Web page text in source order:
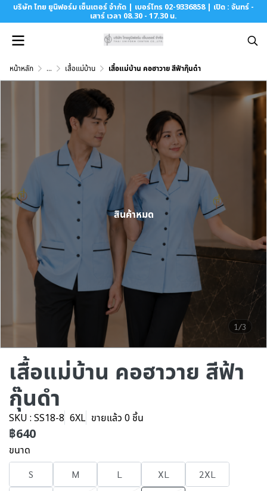
บริษัท ไทย ยูนิฟอร์ม เซ็นเตอร์ จำกัด | เบอร์โทร 02-9336858 | เปิด : จันทร์ -
เสาร์ เวลา 08.30 - 17.30 น.
หน้าหลัก ... เสื้อแม่บ้าน เสื้อแม่บ้าน คอฮาวาย สีฟ้ากุ๊นดำ
1/3
สินค้าหมด
เสื้อแม่บ้าน คอฮาวาย สีฟ้า
กุ๊นดำ
SKU : SS18-8 6XL ขายแล้ว 0 ชิ้น
฿640
ขนาด
S M L XL
2XL